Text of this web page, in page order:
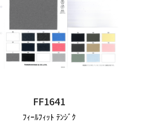
FF1641
ﾌｨｰﾙﾌｨｯﾄ ﾃﾝｼﾞｸ